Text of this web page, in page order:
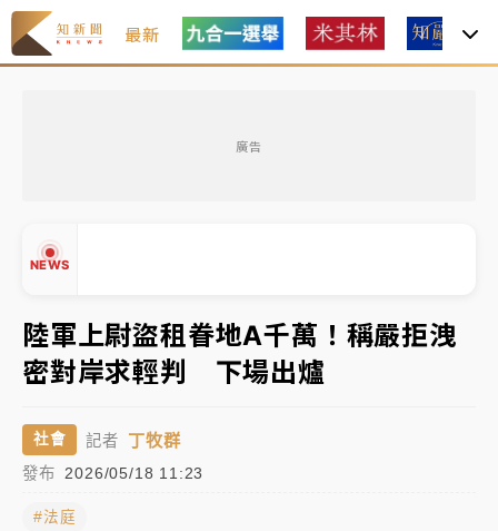
最新
廣告
NEWS
《知新聞》揭「運科計畫」人體實驗黑幕 運動部不追
究！遭監委質疑
台股處置新制明天上路 4大鬆綁一次看
周末精選｜
鎢業董座離奇命喪豪宅！檢警3方向追出前
白海豚瘦身！中部以北防劇烈降水 本周天氣展望「多
雨不穩定」
▲
陸軍上尉盜租眷地A千萬！稱嚴拒洩
密對岸求輕判 下場出爐
社會 記者 丁牧群
發布 2026/05/18 11:23
#法庭